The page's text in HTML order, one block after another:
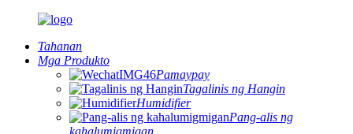
Tahanan
Mga Produkto
Pamaypay
Tagalinis ng Hangin
Humidifier
Pang-alis ng
kahalumigmigan